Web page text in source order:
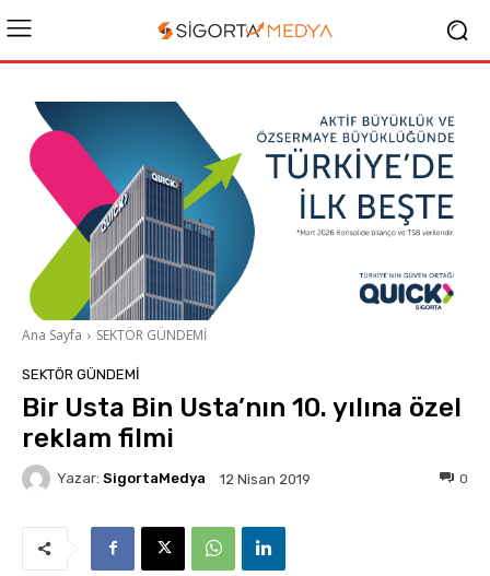
Ana Sayfa SEKTÖR GÜNDEMİ
SEKTÖR GÜNDEMİ
Bir Usta Bin Usta’nın 10. yılına özel
reklam filmi
Yazar: SigortaMedya 12 Nisan 2019 0